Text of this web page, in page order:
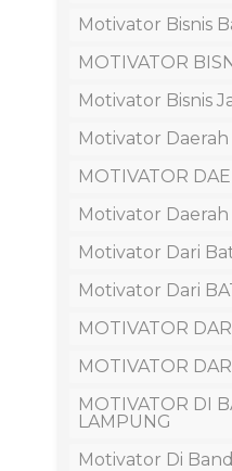
Motivator Bisnis
MOTIVATOR
Motivator Bisnis
Motivator
MOTIVATOR
Motivator Daerah
Motivator Dari
Motivator Dari
MOTIVATOR
MOTIVATOR
MOTIVATOR DI
LAMPUNG
Motivator Di